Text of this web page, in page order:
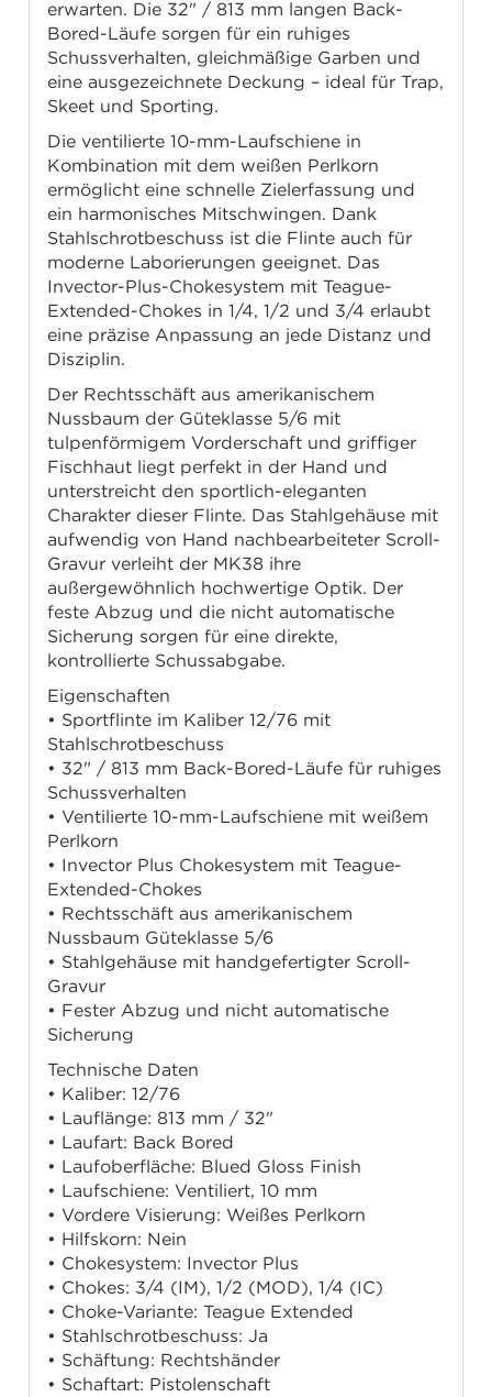
erwarten. Die 32" / 813 mm langen Back-
Bored-Läufe sorgen für ein ruhiges
Schussverhalten, gleichmäßige Garben und
eine ausgezeichnete Deckung – ideal für Trap,
Skeet und Sporting.
Die ventilierte 10-mm-Laufschiene in
Kombination mit dem weißen Perlkorn
ermöglicht eine schnelle Zielerfassung und
ein harmonisches Mitschwingen. Dank
Stahlschrotbeschuss ist die Flinte auch für
moderne Laborierungen geeignet. Das
Invector-Plus-Chokesystem mit Teague-
Extended-Chokes in 1/4, 1/2 und 3/4 erlaubt
eine präzise Anpassung an jede Distanz und
Disziplin.
Der Rechtsschäft aus amerikanischem
Nussbaum der Güteklasse 5/6 mit
tulpenförmigem Vorderschaft und griffiger
Fischhaut liegt perfekt in der Hand und
unterstreicht den sportlich-eleganten
Charakter dieser Flinte. Das Stahlgehäuse mit
aufwendig von Hand nachbearbeiteter Scroll-
Gravur verleiht der MK38 ihre
außergewöhnlich hochwertige Optik. Der
feste Abzug und die nicht automatische
Sicherung sorgen für eine direkte,
kontrollierte Schussabgabe.
Eigenschaften
• Sportflinte im Kaliber 12/76 mit
Stahlschrotbeschuss
• 32" / 813 mm Back-Bored-Läufe für ruhiges
Schussverhalten
• Ventilierte 10-mm-Laufschiene mit weißem
Perlkorn
• Invector Plus Chokesystem mit Teague-
Extended-Chokes
• Rechtsschäft aus amerikanischem
Nussbaum Güteklasse 5/6
• Stahlgehäuse mit handgefertigter Scroll-
Gravur
• Fester Abzug und nicht automatische
Sicherung
Technische Daten
• Kaliber: 12/76
• Lauflänge: 813 mm / 32"
• Laufart: Back Bored
• Laufoberfläche: Blued Gloss Finish
• Laufschiene: Ventiliert, 10 mm
• Vordere Visierung: Weißes Perlkorn
• Hilfskorn: Nein
• Chokesystem: Invector Plus
• Chokes: 3/4 (IM), 1/2 (MOD), 1/4 (IC)
• Choke-Variante: Teague Extended
• Stahlschrotbeschuss: Ja
• Schäftung: Rechtshänder
• Schaftart: Pistolenschaft